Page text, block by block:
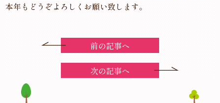
本年もどうぞよろしくお願い致します。
前の記事へ
次の記事へ